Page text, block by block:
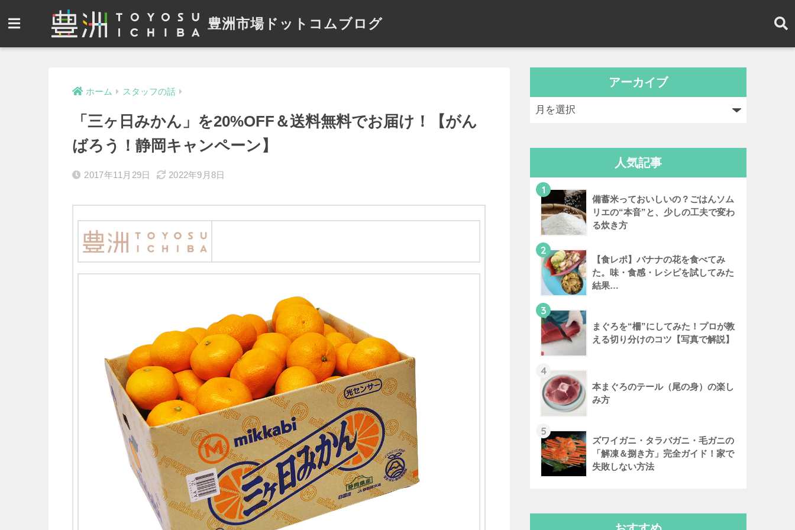
豊洲市場ドットコムブログ
ホーム スタッフの話
「三ヶ日みかん」を20%OFF＆送料無料でお届け！【がん
ばろう！静岡キャンペーン】
2017年11月29日 2022年9月8日
アーカイブ
人気記事
1
備蓄米っておいしいの？ごはんソム
リエの“本音”と、少しの工夫で変わ
る炊き方
2
【食レポ】バナナの花を食べてみ
た。味・食感・レシピを試してみた
結果…
3
まぐろを“柵”にしてみた！プロが教
える切り分けのコツ【写真で解説】
4
本まぐろのテール（尾の身）の楽し
み方
5
ズワイガニ・タラバガニ・毛ガニの
「解凍＆捌き方」完全ガイド！家で
失敗しない方法